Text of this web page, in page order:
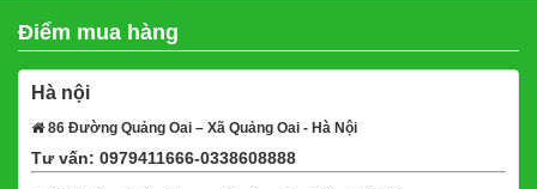
Điểm mua hàng
Hà nội
86 Đường Quảng Oai – Xã Quảng Oai - Hà Nội
Tư vấn: 0979411666-0338608888